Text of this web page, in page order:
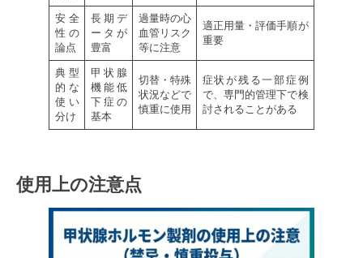
安全
性の
論点
長期デ
ータが
豊富
過量時の心
血管リスク
等に注意
適正用量・評価手順が
重要
典型
的な
使い
分け
甲状腺
機能低
下症の
基本
切替・特殊
状況などで
慎重に使用
症状が残る一部症例
で、専門的管理下で検
討されることがある
使用上の注意点